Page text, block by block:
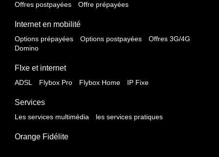
Offres postpayées Offre prépayées
Internet en mobilité
Options prépayées Options postpayées
Offres 3G/4G
Domino
FIxe et internet
ADSL Flybox Pro Flybox Home IP Fixe
Services
Les services multimédia les services pratiques
Orange Fidélite